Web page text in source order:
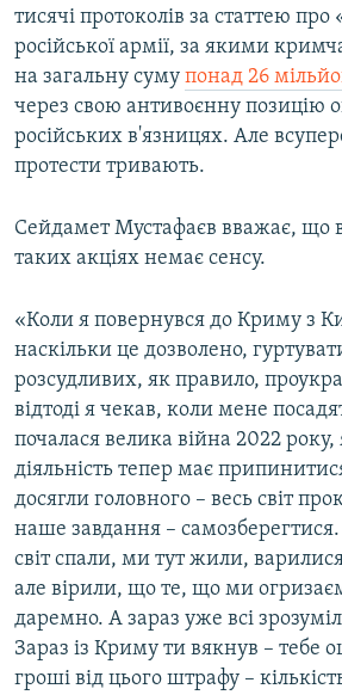
тисячі протоколів за статтею
російської армії, за якими
на загальну суму понад 26
через свою антивоєнну позицію
російських в'язницях. Але
протести тривають.
Сейдамет Мустафаєв вважає, що
таких акціях немає сенсу.
«Коли я повернувся до Криму з
наскільки це дозволено,
розсудливих, як правило,
відтоді я чекав, коли мене
почалася велика війна 2022
діяльність тепер має
досягли головного – весь світ
наше завдання –
світ спали, ми тут жили,
але вірили, що те, що ми
даремно. А зараз уже всі
Зараз із Криму ти вякнув – тебе
гроші від цього штрафу –